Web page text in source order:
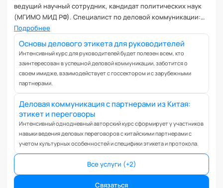
Половое воспитание
Презентация и искусство продаж
Прогнозирование
Продуктивность и мотивация сотрудников
Профайлинг и оценка персонала
Профориентация и поиск призвания
Развитие коммуникабельности
Развитие креативности
Развитие лидерских качеств
Разработка бизнес-процессов
Расставание
ведущий научный сотрудник, кандидат политических наук
(МГИМО МИД РФ). Специалист по деловой коммуникации:
этикету, протоколу, переговорам и межкультурной
коммуникации.
Подробнее
Основы делового этикета для руководителей
Интенсивный курс для руководителей будет полезен всем, кто
заинтересован в успешной деловой коммуникации, заботится о
своем имидже, взаимодействует с госсектором и с зарубежными
партнерами.
Деловая коммуникация с партнерами из Китая:
этикет и переговоры
Интенсивный однодневный авторский курс сформирует у участников
навыки ведения деловых переговоров с китайскими партнерами с
учетом культурных особенностей и специфики этикета и протокола.
Все услуги (+2)
Связаться